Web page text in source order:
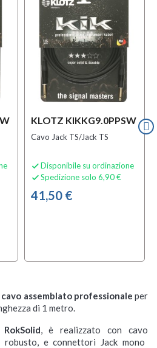
KLOTZ KIKKG9.0PPSW
Cavo Jack TS/Jack TS
 Disponibile su ordinazione
 Spedizione solo 6,90 €
41,50 €
cavo assemblato professionale per
di 1 metro.
RokSolid, è realizzato con cavo
robusto, e connettori Jack mono